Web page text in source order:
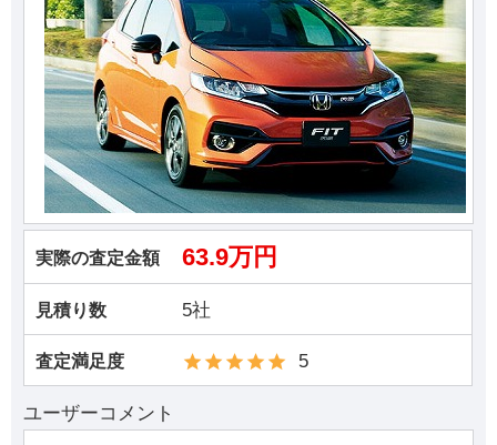
実際の査定金額 63.9万円
見積り数 5社
査定満足度 5
ユーザーコメント